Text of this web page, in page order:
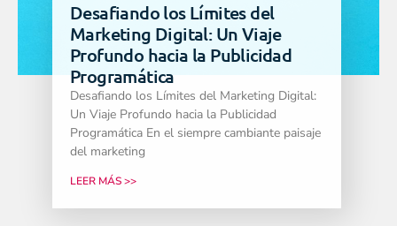
Desafiando los Límites del
Marketing Digital: Un Viaje
Profundo hacia la Publicidad
Programática
Desafiando los Límites del Marketing Digital:
Un Viaje Profundo hacia la Publicidad
Programática En el siempre cambiante paisaje
del marketing
LEER MÁS >>